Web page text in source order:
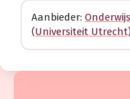
Aanbieder:
(Universiteit